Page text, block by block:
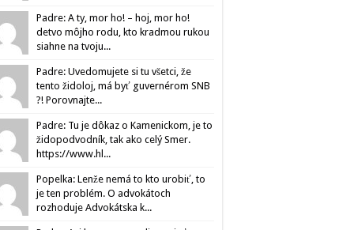
Padre: A ty, mor ho! – hoj, mor ho!
detvo môjho rodu, kto kradmou rukou
siahne na tvoju...
Padre: Uvedomujete si tu všetci, že
tento židoloj, má byť guvernérom SNB
?! Porovnajte...
Padre: Tu je dôkaz o Kamenickom, je to
židopodvodník, tak ako celý Smer.
https://www.hl...
Popelka: Lenže nemá to kto urobiť, to
je ten problém. O advokátoch
rozhoduje Advokátska k...